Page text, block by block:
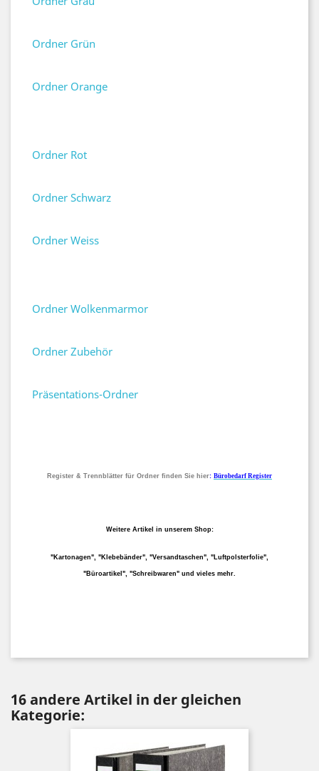
Ordner Grün
Ordner Orange
Ordner Rot
Ordner Schwarz
Ordner Weiss
Ordner Wolkenmarmor
Ordner Zubehör
Präsentations-Ordner
Register & Trennblätter für Ordner finden Sie hier: Bürobedarf Register
Weitere Artikel in unserem Shop:
"Kartonagen", "Klebebänder", "Versandtaschen", "Luftpolsterfolie",
"Büroartikel", "Schreibwaren" und vieles mehr.
16 andere Artikel in der gleichen
Kategorie: